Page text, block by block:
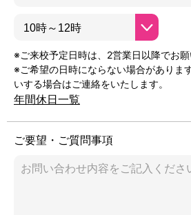
※ご来校予定日時は、2営業日以降でお願
※ご希望の日時にならない場合がありま
いする場合はご連絡をいたします。
年間休日一覧
ご要望・ご質問事項